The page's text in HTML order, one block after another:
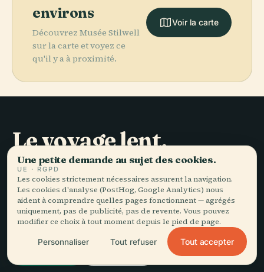
environs
Découvrez Musée Stilwell
sur la carte et voyez ce
qu'il y a à proximité.
Voir la carte
Le voyage lent,
bien raconté.
RESTEZ DANS LA BOUCLE
Rejoindre
Une petite demande au sujet des cookies.
UE · RGPD
Les cookies strictement nécessaires assurent la navigation.
Les cookies d'analyse (PostHog, Google Analytics) nous
aident à comprendre quelles pages fonctionnent — agrégés
uniquement, pas de publicité, pas de revente. Vous pouvez
modifier ce choix à tout moment depuis le pied de page.
Personnaliser Tout refuser Tout accepter